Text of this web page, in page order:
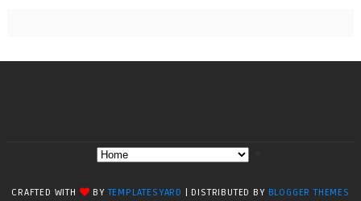
CRAFTED WITH BYTEMPLATESYARD | DISTRIBUTED BY BLOGGER THEMES